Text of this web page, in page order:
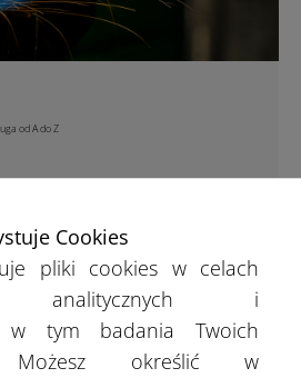
od A do Z
Cookies
pliki cookies w celach
analitycznych i
w tym badania Twoich
Możesz określić w